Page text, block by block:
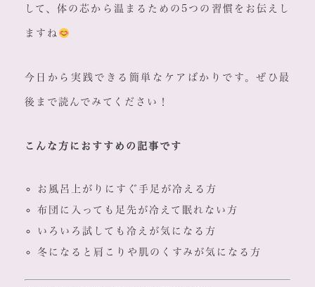
して、体の芯から温まるための5つの習慣をお伝えし
ますね
今日から実践できる簡単なケアばかりです。ぜひ最
後まで読んでみてください！
こんな方におすすめの記事です
お風呂上がりにすぐ手足が冷える方
布団に入っても足先が冷えて眠れない方
いろいろ試しても冷えが気になる方
冬になると肩こりや肌のくすみが気になる方